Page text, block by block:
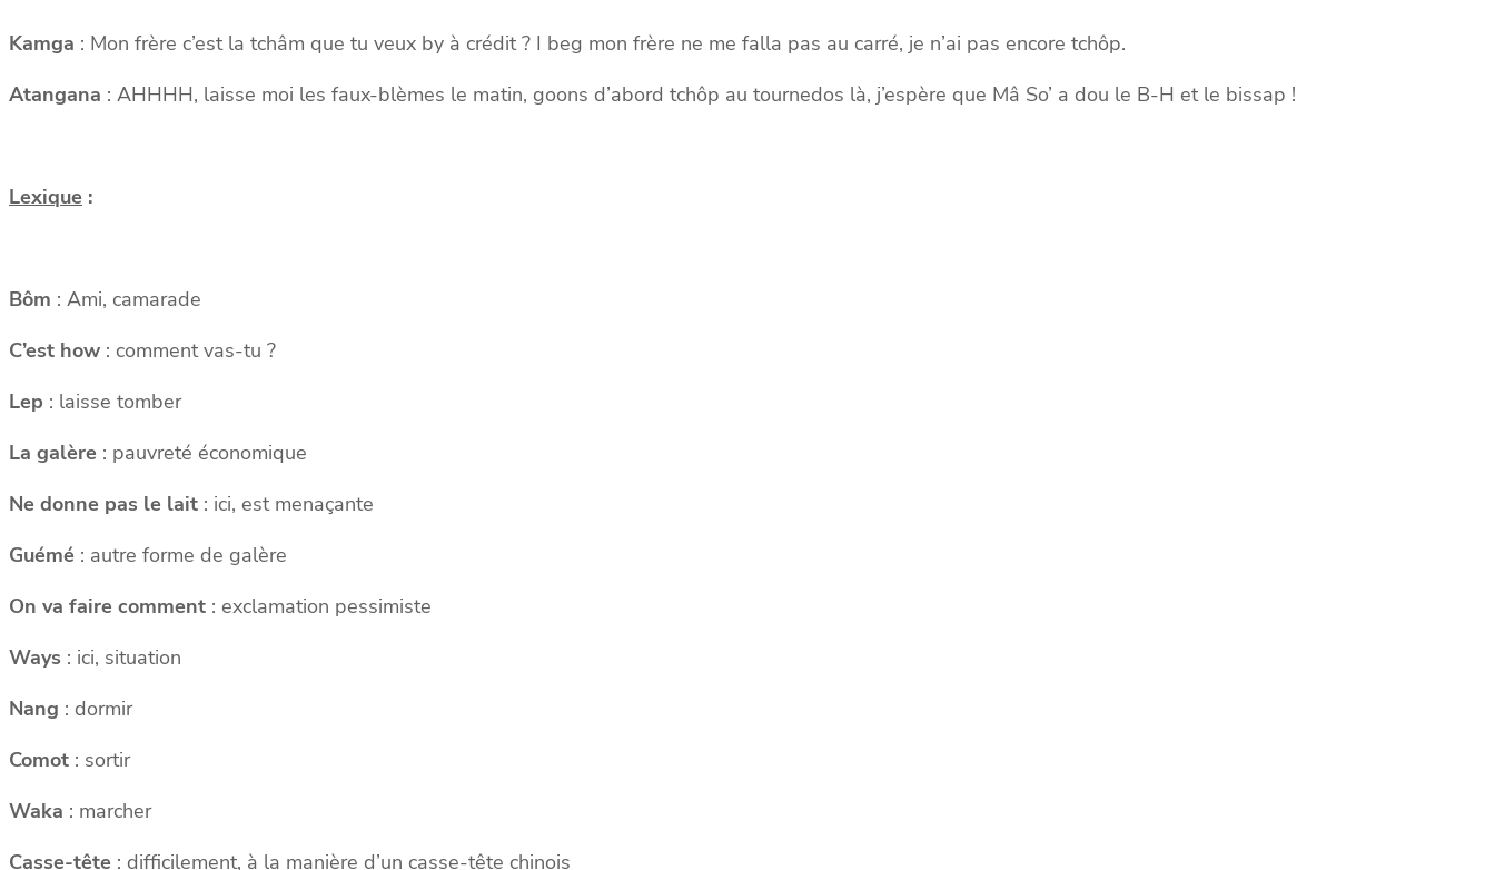
Kamga : Mon frère c’est la tchâm que tu veux by à crédit ? I beg mon frère ne me falla pas au carré, je n’ai pas encore tchôp.
Atangana : AHHHH, laisse moi les faux-blèmes le matin, goons d’abord tchôp au tournedos là, j’espère que Mâ So’ a dou le B-H et le bissap !
Lexique :
Bôm : Ami, camarade
C’est how : comment vas-tu ?
Lep : laisse tomber
La galère : pauvreté économique
Ne donne pas le lait : ici, est menaçante
Guémé : autre forme de galère
On va faire comment : exclamation pessimiste
Ways : ici, situation
Nang : dormir
Comot : sortir
Waka : marcher
Casse-tête : difficilement, à la manière d’un casse-tête chinois